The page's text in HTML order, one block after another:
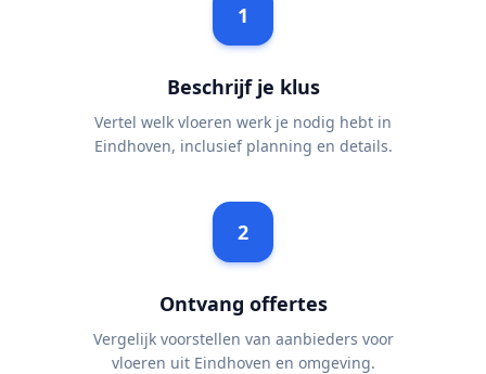
1
Beschrijf je klus
Vertel welk vloeren werk je nodig hebt in
Eindhoven, inclusief planning en details.
2
Ontvang offertes
Vergelijk voorstellen van aanbieders voor
vloeren uit Eindhoven en omgeving.